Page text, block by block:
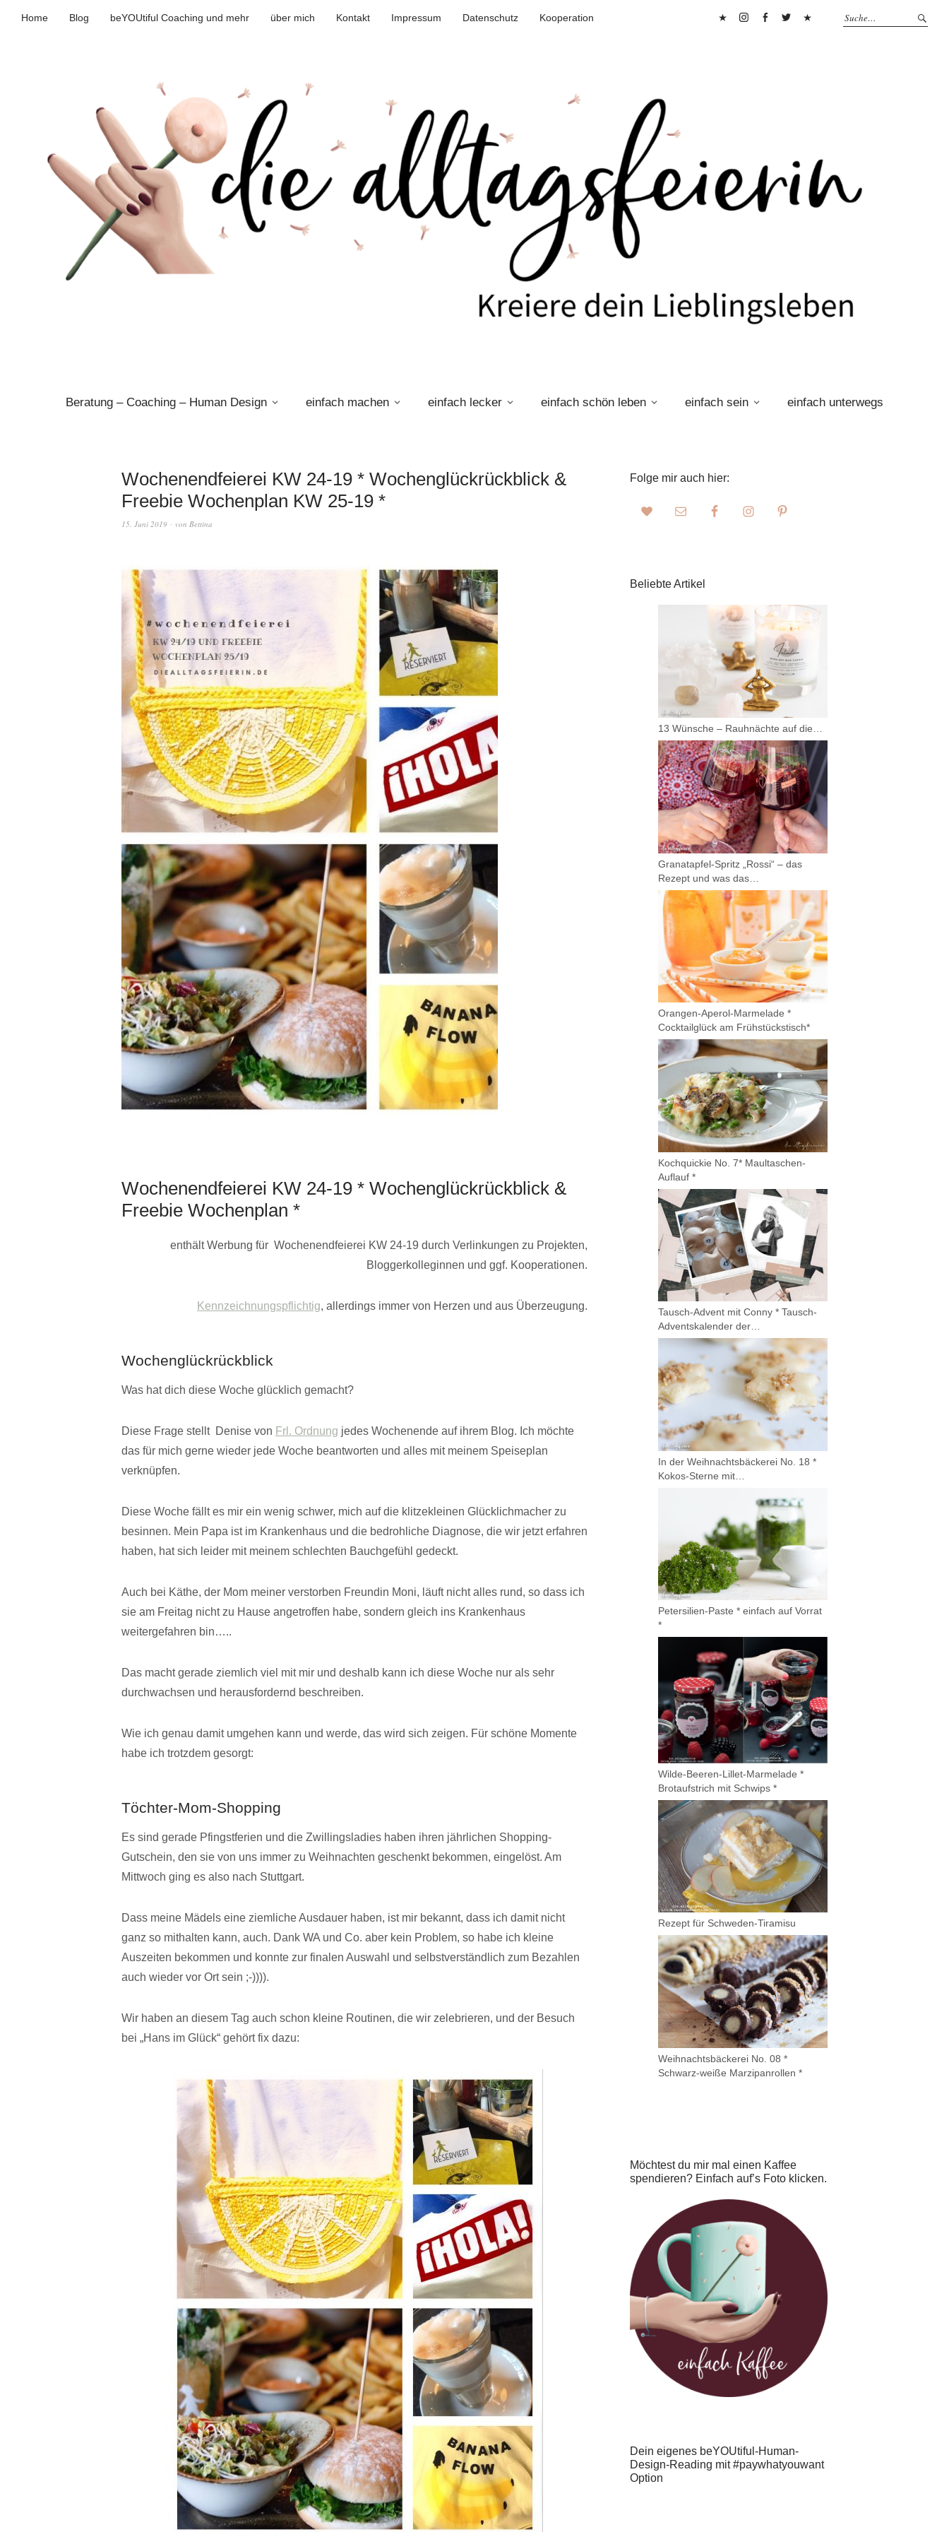
Home Blog beYOUtiful Coaching und mehr über mich Kontakt Impressum Datenschutz
Kooperation
Beratung – Coaching – Human Design einfach machen einfach lecker einfach schön leben einfach sein einfach unterwegs
Wochenendfeierei KW 24-19 * Wochenglückrückblick &
Freebie Wochenplan KW 25-19 *
15. Juni 2019 von Bettina
Wochenendfeierei KW 24-19 * Wochenglückrückblick &
Freebie Wochenplan *
enthält Werbung für Wochenendfeierei KW 24-19 durch Verlinkungen zu Projekten,
Bloggerkolleginnen und ggf. Kooperationen.
Kennzeichnungspflichtig, allerdings immer von Herzen und aus Überzeugung.
Wochenglückrückblick
Was hat dich diese Woche glücklich gemacht?
Diese Frage stellt Denise von Frl. Ordnung jedes Wochenende auf ihrem Blog. Ich möchte
das für mich gerne wieder jede Woche beantworten und alles mit meinem Speiseplan
verknüpfen.
Diese Woche fällt es mir ein wenig schwer, mich auf die klitzekleinen Glücklichmacher zu
besinnen. Mein Papa ist im Krankenhaus und die bedrohliche Diagnose, die wir jetzt erfahren
haben, hat sich leider mit meinem schlechten Bauchgefühl gedeckt.
Auch bei Käthe, der Mom meiner verstorben Freundin Moni, läuft nicht alles rund, so dass ich
sie am Freitag nicht zu Hause angetroffen habe, sondern gleich ins Krankenhaus
weitergefahren bin…..
Das macht gerade ziemlich viel mit mir und deshalb kann ich diese Woche nur als sehr
durchwachsen und herausfordernd beschreiben.
Wie ich genau damit umgehen kann und werde, das wird sich zeigen. Für schöne Momente
habe ich trotzdem gesorgt:
Töchter-Mom-Shopping
Es sind gerade Pfingstferien und die Zwillingsladies haben ihren jährlichen Shopping-
Gutschein, den sie von uns immer zu Weihnachten geschenkt bekommen, eingelöst. Am
Mittwoch ging es also nach Stuttgart.
Dass meine Mädels eine ziemliche Ausdauer haben, ist mir bekannt, dass ich damit nicht
ganz so mithalten kann, auch. Dank WA und Co. aber kein Problem, so habe ich kleine
Auszeiten bekommen und konnte zur finalen Auswahl und selbstverständlich zum Bezahlen
auch wieder vor Ort sein ;-)))).
Wir haben an diesem Tag auch schon kleine Routinen, die wir zelebrieren, und der Besuch
bei „Hans im Glück“ gehört fix dazu:
Folge mir auch hier:
Beliebte Artikel
13 Wünsche – Rauhnächte auf die…
Granatapfel-Spritz „Rossi“ – das
Rezept und was das…
Orangen-Aperol-Marmelade *
Cocktailglück am Frühstückstisch*
Kochquickie No. 7* Maultaschen-
Auflauf *
Tausch-Advent mit Conny * Tausch-
Adventskalender der…
In der Weihnachtsbäckerei No. 18 *
Kokos-Sterne mit…
Petersilien-Paste * einfach auf Vorrat
*
Wilde-Beeren-Lillet-Marmelade *
Brotaufstrich mit Schwips *
Rezept für Schweden-Tiramisu
Weihnachtsbäckerei No. 08 *
Schwarz-weiße Marzipanrollen *
Möchtest du mir mal einen Kaffee
spendieren? Einfach auf’s Foto klicken.
Dein eigenes beYOUtiful-Human-
Design-Reading mit #paywhatyouwant
Option